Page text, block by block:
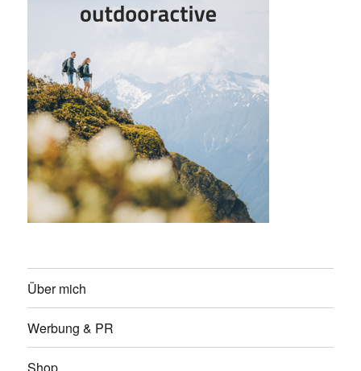
Über mich
Werbung & PR